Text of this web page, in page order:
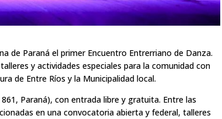
de Paraná el primer Encuentro Entrerriano de Danza.
y actividades especiales para la comunidad con
de Entre Ríos y la Municipalidad local.
Paraná), con entrada libre y gratuita. Entre las
en una convocatoria abierta y federal, talleres